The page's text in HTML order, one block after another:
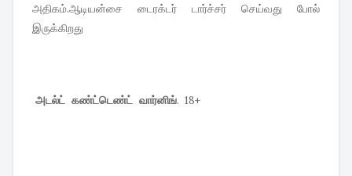
அதிகம்.ஆடியன்சை டைரக்டர் டார்ச்சர் செய்வது போல்
இருக்கிறது
அடல்ட் கண்ட்டெண்ட் வார்னிங். 18+